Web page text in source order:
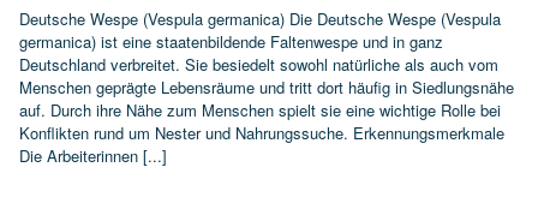
Deutsche Wespe (Vespula germanica) Die Deutsche Wespe (Vespula
germanica) ist eine staatenbildende Faltenwespe und in ganz
Deutschland verbreitet. Sie besiedelt sowohl natürliche als auch vom
Menschen geprägte Lebensräume und tritt dort häufig in Siedlungsnähe
auf. Durch ihre Nähe zum Menschen spielt sie eine wichtige Rolle bei
Konflikten rund um Nester und Nahrungssuche. Erkennungsmerkmale
Die Arbeiterinnen [...]